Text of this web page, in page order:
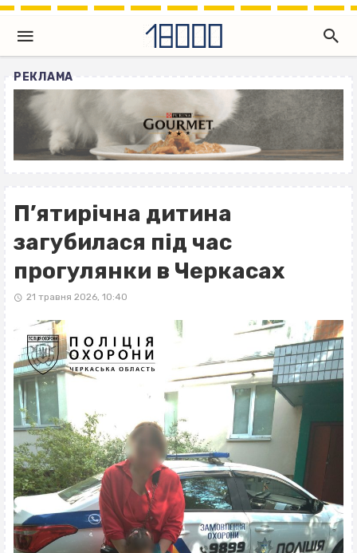
РЕКЛАМА
П’ятирічна дитина
загубилася під час
прогулянки в Черкасах
21 травня 2026, 10:40